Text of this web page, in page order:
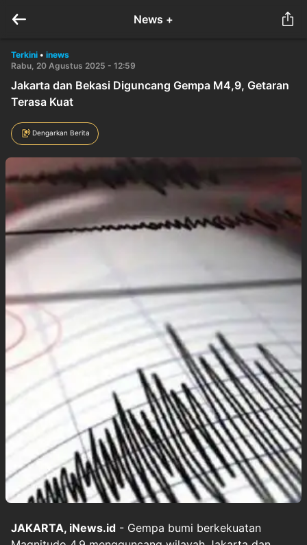
News +
Terkini • inews
Rabu, 20 Agustus 2025 - 12:59
Jakarta dan Bekasi Diguncang Gempa M4,9, Getaran
Terasa Kuat
Dengarkan Berita
JAKARTA, iNews.id - Gempa bumi berkekuatan